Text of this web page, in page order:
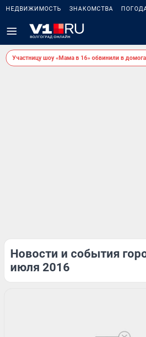
НЕДВИЖИМОСТЬ ЗНАКОМСТВА
Участницу шоу «Мама в 16» обвинили в
Новости и события
июля 2016